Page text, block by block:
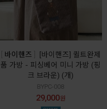
바이핸즈
[바이핸즈] 퀼트완제
품 가방 - 피싱베어 미니 가방 (핑
크 브라운) (개)
BYPC-008
29,000원